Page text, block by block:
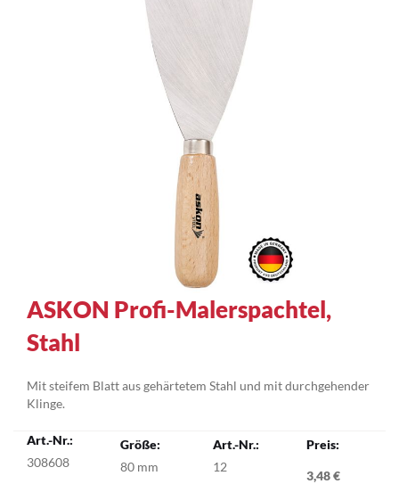
ASKON Profi-Malerspachtel,
Stahl
Mit steifem Blatt aus gehärtetem Stahl und mit durchgehender
Klinge.
Gruppiert
Produkte
308608 80 mm 12
3,48 €
Zum
Anfang
der
Bildergalerie